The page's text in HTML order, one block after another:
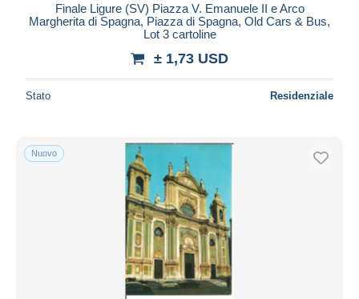
Finale Ligure (SV) Piazza V. Emanuele II e Arco
Margherita di Spagna, Piazza di Spagna, Old Cars & Bus,
Lot 3 cartoline
± 1,73 USD
Stato Residenziale
Nuovo